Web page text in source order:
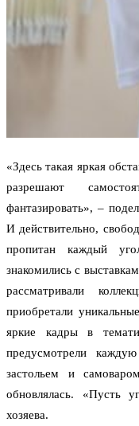
«Здесь такая яркая
разрешают
фантазировать», –
И действительно,
пропитан каждый
знакомились с
рассматривали
приобретали
яркие кадры в
предусмотрели
застольем и
обновлялась. «Пусть
хозяева.